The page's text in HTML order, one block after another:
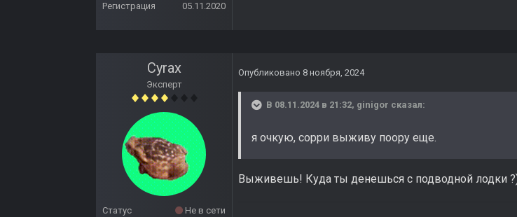
Регистрация
05.11.2020
Cyrax
Эксперт
Статус
Не в сети
Опубликовано 8 ноября, 2024
В 08.11.2024 в 21:32, ginigor сказал:
я очкую, сорри выживу поору еще.
Выживешь! Куда ты денешься с подводной лодки